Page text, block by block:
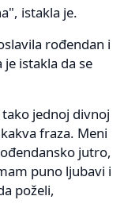
istakla je.
rođendan i
istakla da se
jednoj divnoj
fraza. Meni
jutro,
puno ljubavi i
poželi,